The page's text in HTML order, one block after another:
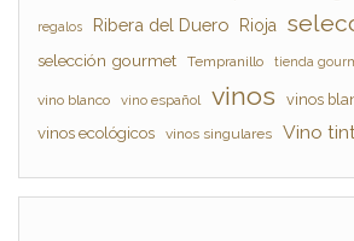
regalos Ribera del Duero Rioja
selección gourmet Tempranillo tienda
vino blanco vino español vinos vinos
vinos ecológicos vinos singulares Vino